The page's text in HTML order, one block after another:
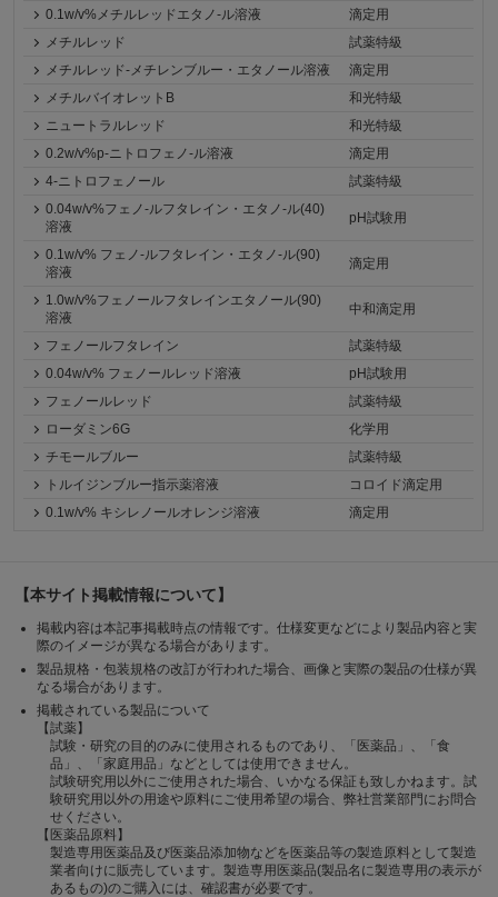
0.1w/v%メチルレッドエタノ-ル溶液
滴定用
メチルレッド
試薬特級
メチルレッド-メチレンブルー・エタノール溶液
滴定用
メチルバイオレットB
和光特級
ニュートラルレッド
和光特級
0.2w/v%p-ニトロフェノ-ル溶液
滴定用
4-ニトロフェノール
試薬特級
0.04w/v%フェノ-ルフタレイン・エタノ-ル(40)
溶液
pH試験用
0.1w/v% フェノ-ルフタレイン・エタノ-ル(90)
溶液
滴定用
1.0w/v%フェノールフタレインエタノール(90)
溶液
中和滴定用
フェノールフタレイン
試薬特級
0.04w/v% フェノールレッド溶液
pH試験用
フェノールレッド
試薬特級
ローダミン6G
化学用
チモールブルー
試薬特級
トルイジンブルー指示薬溶液
コロイド滴定用
0.1w/v% キシレノールオレンジ溶液
滴定用
【本サイト掲載情報について】
掲載内容は本記事掲載時点の情報です。仕様変更などにより製品内容と実
際のイメージが異なる場合があります。
製品規格・包装規格の改訂が行われた場合、画像と実際の製品の仕様が異
なる場合があります。
掲載されている製品について
【試薬】
試験・研究の目的のみに使用されるものであり、「医薬品」、「食
品」、「家庭用品」などとしては使用できません。
試験研究用以外にご使用された場合、いかなる保証も致しかねます。試
験研究用以外の用途や原料にご使用希望の場合、弊社営業部門にお問合
せください。
【医薬品原料】
製造専用医薬品及び医薬品添加物などを医薬品等の製造原料として製造
業者向けに販売しています。製造専用医薬品(製品名に製造専用の表示が
あるもの)のご購入には、確認書が必要です。